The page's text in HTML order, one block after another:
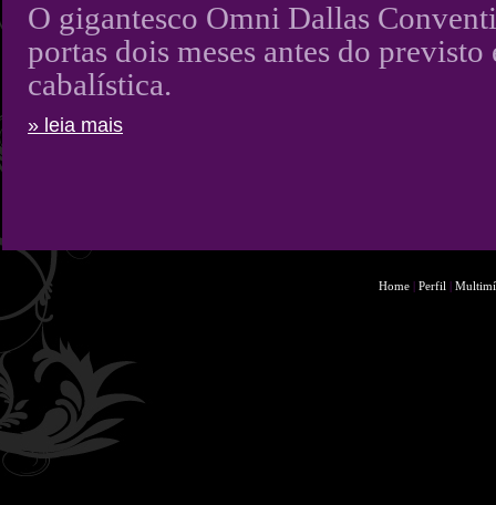
O gigantesco Omni Dallas
portas dois meses antes do
cabalística.
» leia mais
Home |Perfil |